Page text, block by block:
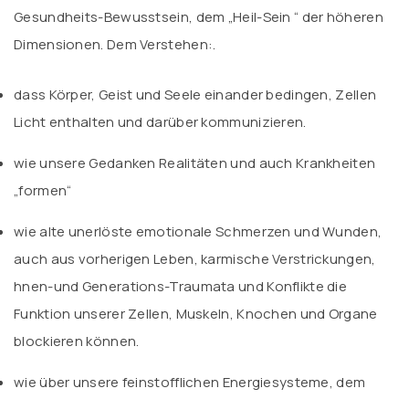
Gesundheits-Bewusstsein, dem „Heil-Sein “ der höheren
Dimensionen. Dem Verstehen:.
dass Körper, Geist und Seele einander bedingen, Zellen
Licht enthalten und darüber kommunizieren.
wie unsere Gedanken Realitäten und auch Krankheiten
„formen“
wie alte unerlöste emotionale Schmerzen und Wunden,
auch aus vorherigen Leben, karmische Verstrickungen,
hnen-und Generations-Traumata und Konflikte die
Funktion unserer Zellen, Muskeln, Knochen und Organe
blockieren können.
wie über unsere feinstofflichen Energiesysteme, dem